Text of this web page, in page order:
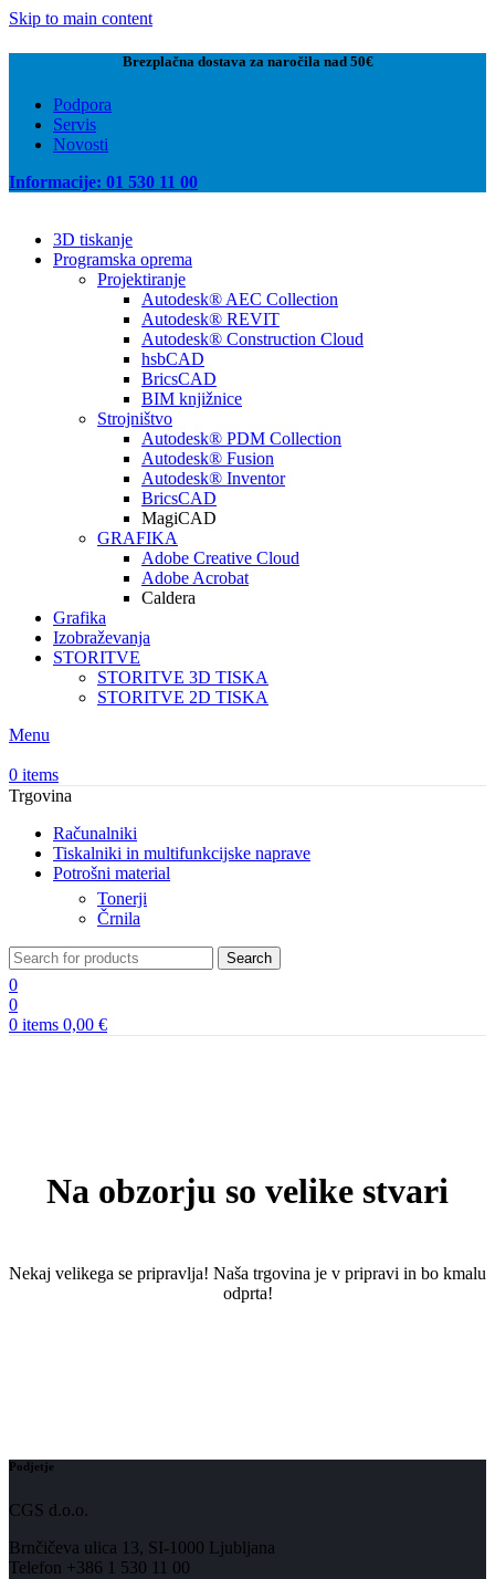
Skip to main content
Brezplačna dostava za naročila nad 50€
Podpora
Servis
Novosti
Informacije: 01 530 11 00
3D tiskanje
Programska oprema
Projektiranje
Autodesk® AEC Collection
Autodesk® REVIT
Autodesk® Construction Cloud
hsbCAD
BricsCAD
BIM knjižnice
Strojništvo
Autodesk® PDM Collection
Autodesk® Fusion
Autodesk® Inventor
BricsCAD
MagiCAD
GRAFIKA
Adobe Creative Cloud
Adobe Acrobat
Caldera
Grafika
Izobraževanja
STORITVE
STORITVE 3D TISKA
STORITVE 2D TISKA
Menu
0 items
Trgovina
Računalniki
Tiskalniki in multifunkcijske naprave
Potrošni material
Tonerji
Črnila
Search
0
0
0 items 0,00 €
Na obzorju so velike stvari
Nekaj ​​velikega se pripravlja! Naša trgovina je v pripravi in ​​bo kmalu
odprta!
Podjetje
CGS d.o.o.
Brnčičeva ulica 13, SI-1000 Ljubljana
Telefon +386 1 530 11 00